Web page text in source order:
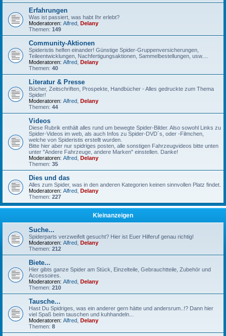
Erfahrungen
Was ist passiert, was habt Ihr erlebt?
Moderatoren: Alfred Delany
Themen: 149
Community-Aktionen
Spideristis helfen einander! Günstige Spider-Gruppenversicherungen,
Teileentwicklungen, Nachfertigungsaktionen, Sammelbestellungen, usw....
Moderatoren: Alfred Delany
Themen: 40
Literatur & Presse
Bücher, Zeitschriften, Prospekte, Handbücher - Alles gedruckte zum Thema
Spider!
Moderatoren: Alfred Delany
Themen: 44
Videos
Diese Rubrik enthält alles rund um bewegte Spider-Bilder. Also sowohl Links zu
Spider-Videos im web, als auch Infos zu Spider-DVD´s, oder -Filmchen,
welche von Spideristis erstellt wurden.
Bitte hier aber nur spidriges posten, alle sonstigen Fahrzeugvideos bitte unten
unter "Andere Fahrzeuge, andere Marken" einstellen. Danke!
Moderatoren: Alfred Delany
Themen: 35
Dies und das
Alles zum Spider, was in den anderen Kategorien keinen sinnvollen Platz findet.
Moderatoren: Alfred Delany
Themen: 227
Kleinanzeigen
Suche...
Spiderparts verzweifelt gesucht? Hier ist Euer Hilferuf genau richtig!
Moderatoren: Alfred Delany
Themen: 212
Biete...
Hier gibts ganze Spider am Stück, Einzelteile, Gebrauchtteile, Zubehör und
Accessoires.
Moderatoren: Alfred Delany
Themen: 210
Tausche...
Hast Du Spidriges, was ein anderer gern hätte und andersrum..!? Dann hier
viel Spaß beim tauschen und kuhhandeln...
Moderatoren: Alfred Delany
Themen: 8